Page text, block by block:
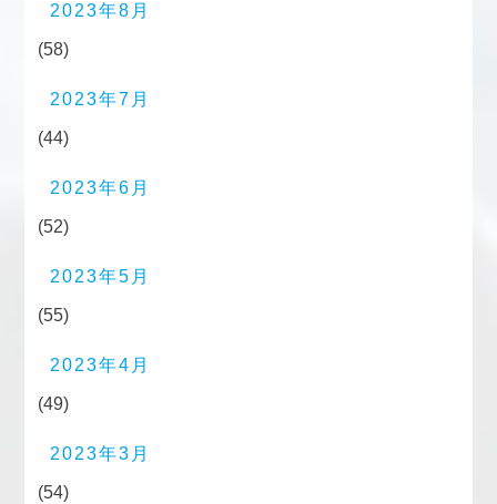
2023年8月
(58)
2023年7月
(44)
2023年6月
(52)
2023年5月
(55)
2023年4月
(49)
2023年3月
(54)